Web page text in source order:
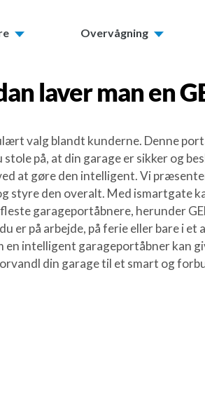
Overvågning
laver man en
valg blandt kunderne. Denne
på, at din garage er sikker og
at gøre den intelligent. Vi
styre den overalt. Med ismartgate
garageportåbnere, herunder
er på arbejde, på ferie eller bare i
en intelligent garageportåbner kan
din garage til et smart og